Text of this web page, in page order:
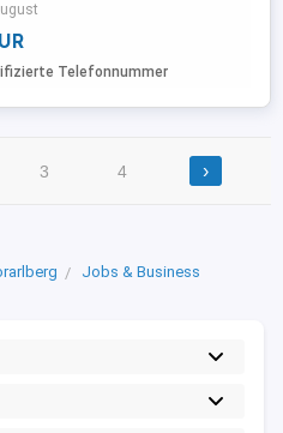
Telefonnummer
3 4 ›
Jobs & Business